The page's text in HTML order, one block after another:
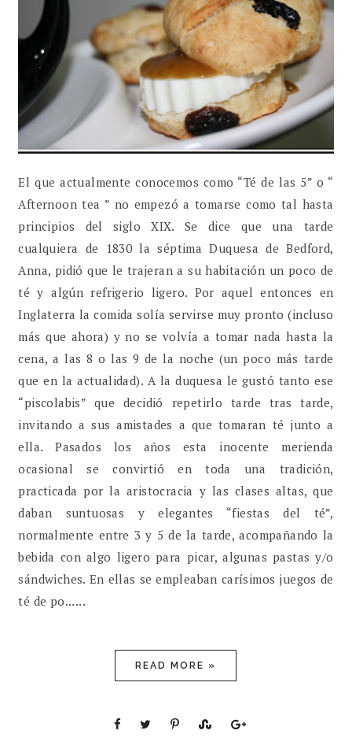
El que actualmente conocemos como “Té de las 5” o “
Afternoon tea ” no empezó a tomarse como tal hasta
principios del siglo XIX. Se dice que una tarde
cualquiera de 1830 la séptima Duquesa de Bedford,
Anna, pidió que le trajeran a su habitación un poco de
té y algún refrigerio ligero. Por aquel entonces en
Inglaterra la comida solía servirse muy pronto (incluso
más que ahora) y no se volvía a tomar nada hasta la
cena, a las 8 o las 9 de la noche (un poco más tarde
que en la actualidad). A la duquesa le gustó tanto ese
“piscolabis” que decidió repetirlo tarde tras tarde,
invitando a sus amistades a que tomaran té junto a
ella. Pasados los años esta inocente merienda
ocasional se convirtió en toda una tradición,
practicada por la aristocracia y las clases altas, que
daban suntuosas y elegantes “fiestas del té”,
normalmente entre 3 y 5 de la tarde, acompañando la
bebida con algo ligero para picar, algunas pastas y/o
sándwiches. En ellas se empleaban carísimos juegos de
té de po......
READ MORE »